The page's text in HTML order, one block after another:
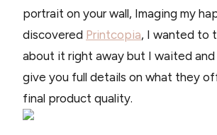
portrait on your wall, Imaging my
discovered Printcopia, I wanted to
about it right away but I waited
give you full details on what they
final product quality.